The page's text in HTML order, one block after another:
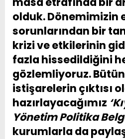
olduk. Dönemimizin
sorunlarından bir
krizi ve etkilerinin
fazla hissedildiğini
gözlemliyoruz. Bütün
istişarelerin çıktısı
hazırlayacağımız
Yönetim Politika
kurumlarla da